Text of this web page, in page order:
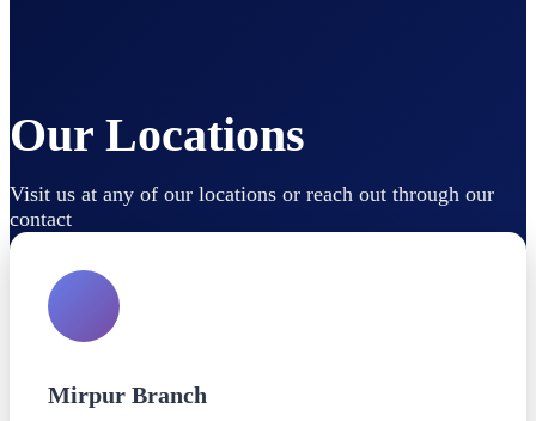
Our Locations
Visit us at any of our locations or reach out through our
contact
Mirpur Branch